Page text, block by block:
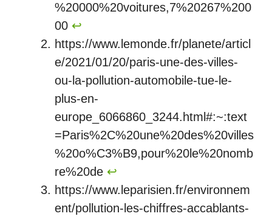
%20000%20voitures,7%20267%200
00 ↩︎
https://www.lemonde.fr/planete/articl
e/2021/01/20/paris-une-des-villes-
ou-la-pollution-automobile-tue-le-
plus-en-
europe_6066860_3244.html#:~:text
=Paris%2C%20une%20des%20villes
%20o%C3%B9,pour%20le%20nomb
re%20de ↩︎
https://www.leparisien.fr/environnem
ent/pollution-les-chiffres-accablants-